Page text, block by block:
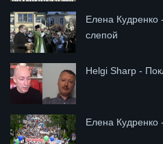
Елена
слепой
Helgi Sharp -
Елена Кудренко